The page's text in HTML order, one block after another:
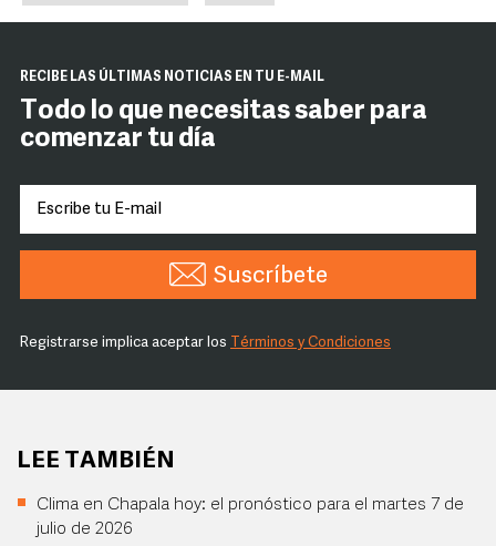
RECIBE LAS ÚLTIMAS NOTICIAS EN TU E-MAIL
Todo lo que necesitas saber para
comenzar tu día
Suscríbete
Registrarse implica aceptar los Términos y Condiciones
LEE TAMBIÉN
Clima en Chapala hoy: el pronóstico para el martes 7 de
julio de 2026